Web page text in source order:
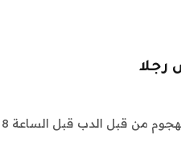
رجلا
وتعرض ستيفن جاكسون البالغ من العمر 66 عاما للهجوم من قبل الدب قبل الساعة 8